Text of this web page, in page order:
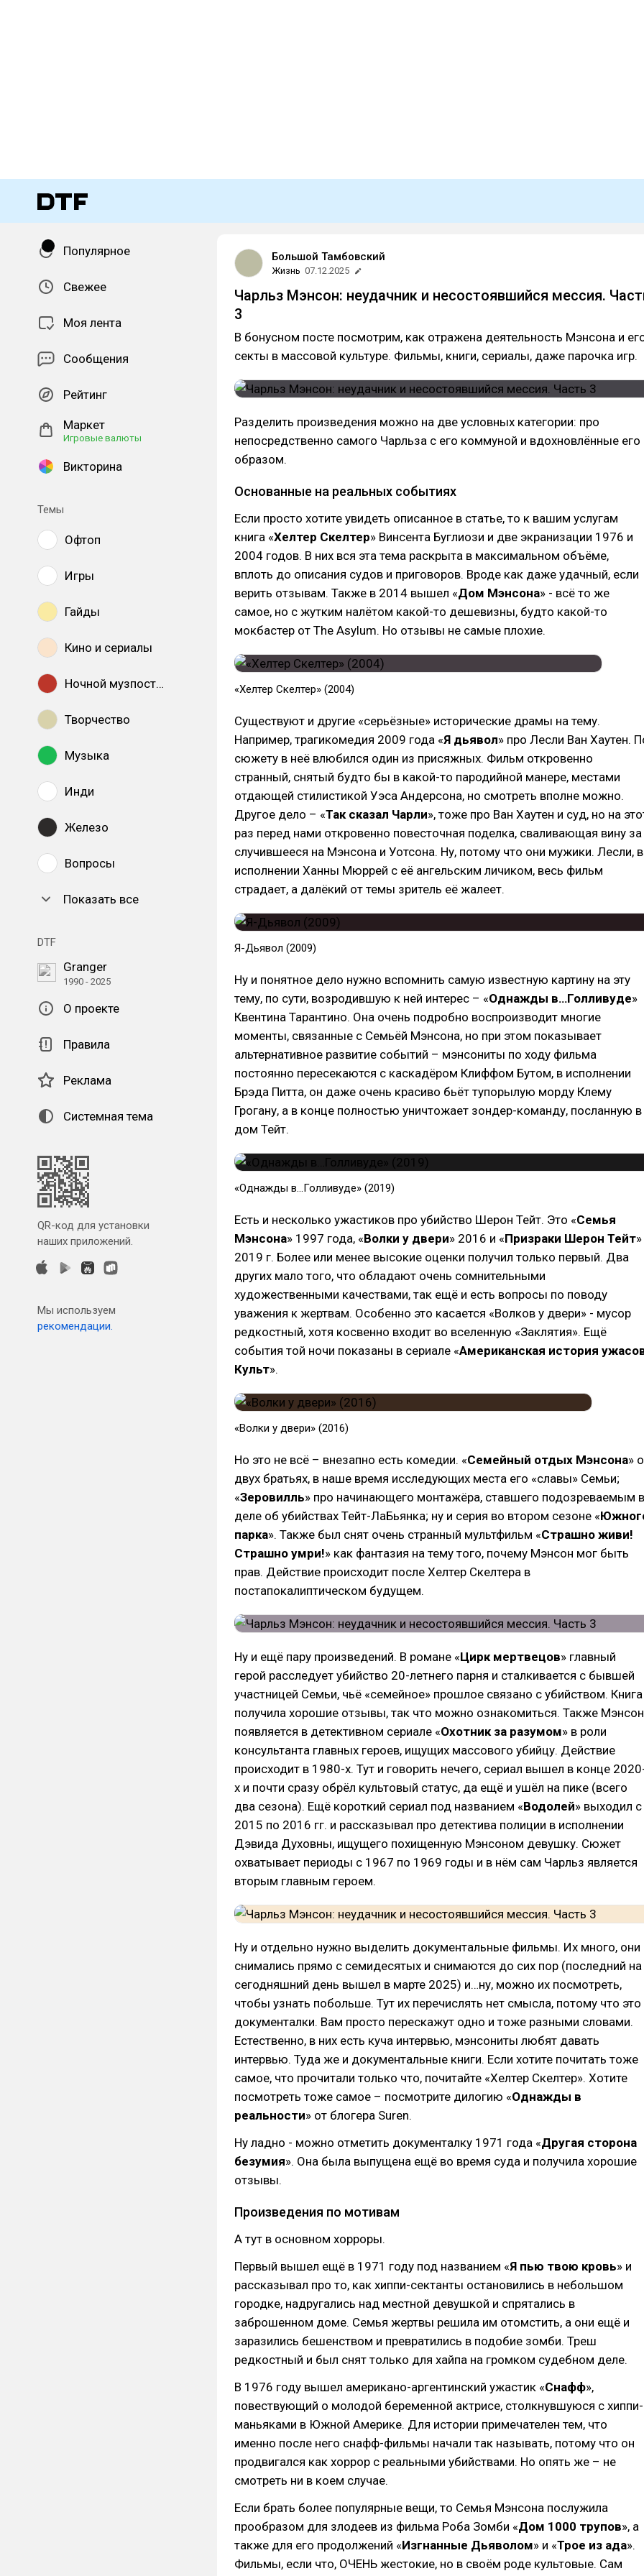
Популярное
Свежее
Моя лента
Сообщения
Рейтинг
Маркет
Игровые валюты
Викторина
Темы
Офтоп
Игры
Гайды
Кино и сериалы
Ночной музпостинг
Творчество
Музыка
Инди
Железо
Вопросы
Показать все
DTF
Granger
1990 - 2025
О проекте
Правила
Реклама
Системная тема
QR-код для установки
наших приложений.
Мы используем
рекомендации.
Большой Тамбовский
Жизнь 07.12.2025
Чарльз Мэнсон: неудачник и несостоявшийся мессия.
3
В бонусном посте посмотрим, как отражена деятельность Мэнсона и
секты в массовой культуре. Фильмы, книги, сериалы, даже парочка игр.
Разделить произведения можно на две условных категории: про
непосредственно самого Чарльза с его коммуной и вдохновлённые его
образом.
Основанные на реальных событиях
Если просто хотите увидеть описанное в статье, то к вашим услугам
книга «Хелтер Скелтер» Винсента Буглиози и две экранизации 1976 и
2004 годов. В них вся эта тема раскрыта в максимальном объёме,
вплоть до описания судов и приговоров. Вроде как даже удачный, если
верить отзывам. Также в 2014 вышел «Дом Мэнсона» - всё то же
самое, но с жутким налётом какой-то дешевизны, будто какой-то
мокбастер от The Asylum. Но отзывы не самые плохие.
«Хелтер Скелтер» (2004)
Существуют и другие «серьёзные» исторические драмы на тему.
Например, трагикомедия 2009 года «Я дьявол» про Лесли Ван Хаутен.
сюжету в неё влюбился один из присяжных. Фильм откровенно
странный, снятый будто бы в какой-то пародийной манере, местами
отдающей стилистикой Уэса Андерсона, но смотреть вполне можно.
Другое дело – «Так сказал Чарли», тоже про Ван Хаутен и суд, но на
раз перед нами откровенно повесточная поделка, сваливающая вину за
случившееся на Мэнсона и Уотсона. Ну, потому что они мужики. Лесли, в
исполнении Ханны Мюррей с её ангельским личиком, весь фильм
страдает, а далёкий от темы зритель её жалеет.
Я-Дьявол (2009)
Ну и понятное дело нужно вспомнить самую известную картину на эту
тему, по сути, возродившую к ней интерес – «Однажды в…Голливуде»
Квентина Тарантино. Она очень подробно воспроизводит многие
моменты, связанные с Семьёй Мэнсона, но при этом показывает
альтернативное развитие событий – мэнсониты по ходу фильма
постоянно пересекаются с каскадёром Клиффом Бутом, в исполнении
Брэда Питта, он даже очень красиво бьёт тупорылую морду Клему
Грогану, а в конце полностью уничтожает зондер-команду, посланную в
дом Тейт.
«Однажды в…Голливуде» (2019)
Есть и несколько ужастиков про убийство Шерон Тейт. Это «Семья
Мэнсона» 1997 года, «Волки у двери» 2016 и «Призраки Шерон Тейт»
2019 г. Более или менее высокие оценки получил только первый. Два
других мало того, что обладают очень сомнительными
художественными качествами, так ещё и есть вопросы по поводу
уважения к жертвам. Особенно это касается «Волков у двери» - мусор
редкостный, хотя косвенно входит во вселенную «Заклятия». Ещё
события той ночи показаны в сериале «Американская история
Культ».
«Волки у двери» (2016)
Но это не всё – внезапно есть комедии. «Семейный отдых Мэнсона» о
двух братьях, в наше время исследующих места его «славы» Семьи;
«Зеровилль» про начинающего монтажёра, ставшего подозреваемым в
деле об убийствах Тейт-ЛаБьянка; ну и серия во втором сезоне «
парка». Также был снят очень странный мультфильм «Страшно живи!
Страшно умри!» как фантазия на тему того, почему Мэнсон мог быть
прав. Действие происходит после Хелтер Скелтера в
постапокалиптическом будущем.
Ну и ещё пару произведений. В романе «Цирк мертвецов» главный
герой расследует убийство 20-летнего парня и сталкивается с бывшей
участницей Семьи, чьё «семейное» прошлое связано с убийством. Книга
получила хорошие отзывы, так что можно ознакомиться. Также Мэнсон
появляется в детективном сериале «Охотник за разумом» в роли
консультанта главных героев, ищущих массового убийцу. Действие
происходит в 1980-х. Тут и говорить нечего, сериал вышел в конце
х и почти сразу обрёл культовый статус, да ещё и ушёл на пике (всего
два сезона). Ещё короткий сериал под названием «Водолей» выходил с
2015 по 2016 гг. и рассказывал про детектива полиции в исполнении
Дэвида Духовны, ищущего похищенную Мэнсоном девушку. Сюжет
охватывает периоды с 1967 по 1969 годы и в нём сам Чарльз является
вторым главным героем.
Ну и отдельно нужно выделить документальные фильмы. Их много, они
снимались прямо с семидесятых и снимаются до сих пор (последний на
сегодняшний день вышел в марте 2025) и…ну, можно их посмотреть,
чтобы узнать побольше. Тут их перечислять нет смысла, потому что это
документалки. Вам просто перескажут одно и тоже разными словами.
Естественно, в них есть куча интервью, мэнсониты любят давать
интервью. Туда же и документальные книги. Если хотите почитать тоже
самое, что прочитали только что, почитайте «Хелтер Скелтер». Хотите
посмотреть тоже самое – посмотрите дилогию «Однажды в
реальности» от блогера Suren.
Ну ладно - можно отметить документалку 1971 года «Другая сторона
безумия». Она была выпущена ещё во время суда и получила хорошие
отзывы.
Произведения по мотивам
А тут в основном хорроры.
Первый вышел ещё в 1971 году под названием «Я пью твою кровь» и
рассказывал про то, как хиппи-сектанты остановились в небольшом
городке, надругались над местной девушкой и спрятались в
заброшенном доме. Семья жертвы решила им отомстить, а они ещё и
заразились бешенством и превратились в подобие зомби. Треш
редкостный и был снят только для хайпа на громком судебном деле.
В 1976 году вышел американо-аргентинский ужастик «Снафф»,
повествующий о молодой беременной актрисе, столкнувшуюся с хиппи-
маньяками в Южной Америке. Для истории примечателен тем, что
именно после него снафф-фильмы начали так называть, потому что он
продвигался как хоррор с реальными убийствами. Но опять же – не
смотреть ни в коем случае.
Если брать более популярные вещи, то Семья Мэнсона послужила
прообразом для злодеев из фильма Роба Зомби «Дом 1000 трупов», а
также для его продолжений «Изгнанные Дьяволом» и «Трое из ада».
Фильмы, если что, ОЧЕНЬ жестокие, но в своём роде культовые. Сам